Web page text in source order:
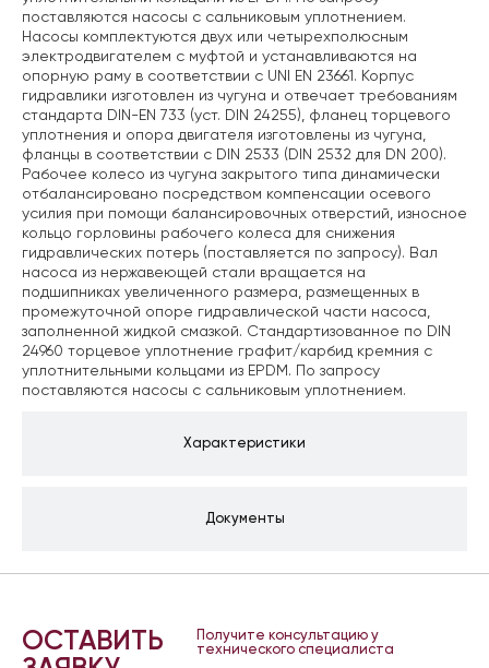
Характеристики
Документы
поставляются насосы с сальниковым уплотнением.
Насосы комплектуются двух или четырехполюсным
электродвигателем с муфтой и устанавливаются на
опорную раму в соответствии с UNI EN 23661. Корпус
гидравлики изготовлен из чугуна и отвечает требованиям
стандарта DIN-EN 733 (уст. DIN 24255), фланец торцевого
уплотнения и опора двигателя изготовлены из чугуна,
фланцы в соответствии с DIN 2533 (DIN 2532 для DN 200).
Рабочее колесо из чугуна закрытого типа динамически
отбалансировано посредством компенсации осевого
усилия при помощи балансировочных отверстий, износное
кольцо горловины рабочего колеса для снижения
гидравлических потерь (поставляется по запросу). Вал
насоса из нержавеющей стали вращается на
подшипниках увеличенного размера, размещенных в
промежуточной опоре гидравлической части насоса,
заполненной жидкой смазкой. Стандартизованное по DIN
24960 торцевое уплотнение графит/карбид кремния с
уплотнительными кольцами из EPDM. По запросу
поставляются насосы с сальниковым уплотнением.
ОСТАВИТЬ
Получите консультацию у
технического специалиста